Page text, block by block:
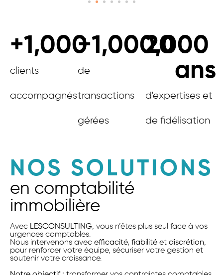
clients
accompagnés
+1,000
de
transactions
gérées
+1,000,000
d'expertises et
de fidélisation
20
ans
NOS SOLUTIONS
en comptabilité
immobilière
Avec LESCONSULTING, vous n’êtes plus seul face à vos
urgences comptables.
Nous intervenons avec efficacité, fiabilité et discrétion,
pour renforcer votre équipe, sécuriser votre gestion et
soutenir votre croissance.